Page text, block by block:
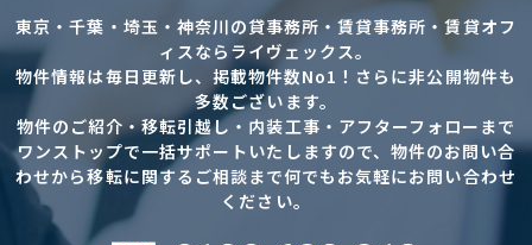
東京・千葉・埼玉・神奈川の貸事務所・賃貸事務所・賃貸オフ
ィスならライヴェックス。
物件情報は毎日更新し、掲載物件数No1！さらに非公開物件も
多数ございます。
物件のご紹介・移転引越し・内装工事・アフターフォローまで
ワンストップで一括サポートいたしますので、物件のお問い合
わせから移転に関するご相談まで何でもお気軽にお問い合わせ
ください。